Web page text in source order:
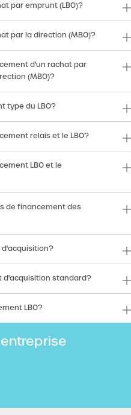
par emprunt (LBO)?
par la direction (MBO)?
d'un rachat par
(MBO)?
type du LBO?
relais et le LBO?
LBO et le
de financement des
d'acquisition standard?
LBO?